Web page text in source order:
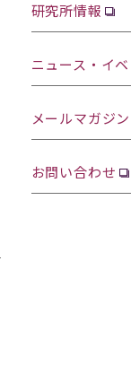
研究所情報
ニュース・イ
メールマガジン
お問い合わせ